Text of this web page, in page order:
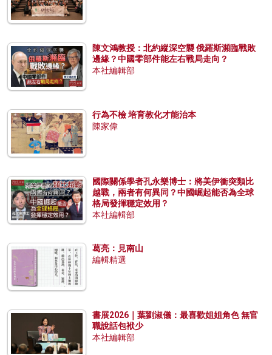
陳文鴻教授：北約縱深空襲 俄羅斯瀕臨戰敗
邊緣？中國零部件能左右戰局走向？
本社編輯部
行為不檢 培育教化才能治本
陳家偉
國際關係學者孔永樂博士：將美伊衝突類比
越戰，兩者有何異同？中國崛起能否為全球
格局發揮穩定效用？
本社編輯部
葛亮：見南山
編輯精選
書展2026｜葉劉淑儀：最喜歡姐姐角色 無官
職說話包袱少
本社編輯部